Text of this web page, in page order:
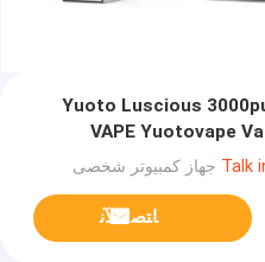
Yuoto Luscious
ﺎﺘﺼﻟ ﺍﻶﻧ